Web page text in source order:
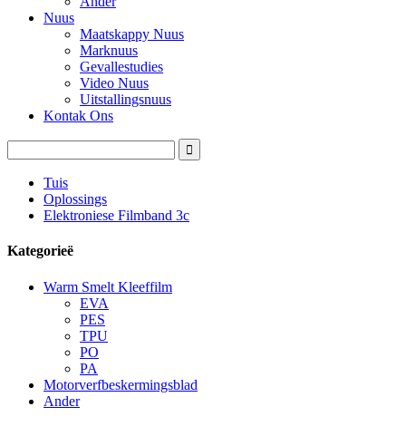
Nuus
Maatskappy Nuus
Marknuus
Gevallestudies
Video Nuus
Uitstallingsnuus
Kontak Ons
Tuis
Oplossings
Elektroniese Filmband 3c
Kategorieë
Warm Smelt Kleeffilm
EVA
PES
TPU
PO
PA
Motorverfbeskermingsblad
Ander